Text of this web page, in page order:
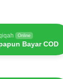
Online
Bayar COD